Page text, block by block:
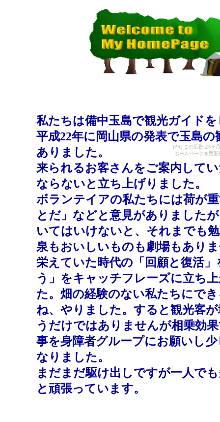
[PR] この広告は3ヶ
ホームページを更
私たちは備中玉島で観光ガイド
平成22年に岡山県の発表で玉島
ありました。
来られるお客さんをご案内して
ならないと立ち上げりました。
ボランテイアの私たちには荷が
とだ」などと意見がありました
いてはいけないと、それまでも
泉もおいしいものも劇場もあり
栄えていた時代の「回顧と復活
う」をキャッチフレーズに立ち
た。畑の経験のない私たちにで
ね、やりました。すると観光客
うだけではありませんが相乗効
事を身障者グループにお願いし
なりました。
まだまだ駆け出しですが一人で
と頑張っています。